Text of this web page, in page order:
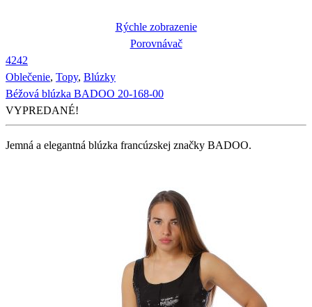
Rýchle zobrazenie
Porovnávač
4242
Oblečenie, Topy, Blúzky
Béžová blúzka BADOO 20-168-00
VYPREDANÉ!
Jemná a elegantná blúzka francúzskej značky BADOO.